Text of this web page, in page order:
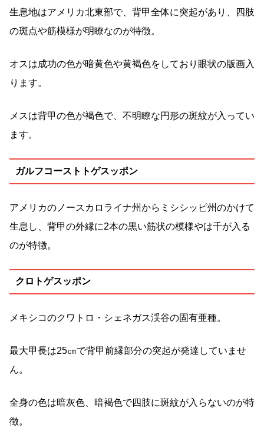
生息地はアメリカ北東部で、背甲全体に突起があり、四肢
の斑点や筋模様が明瞭なのが特徴。
オスは成功の色が暗黄色や黄褐色をしており眼状の版画入
ります。
メスは背甲の色が褐色で、不明瞭な円形の斑紋が入ってい
ます。
ガルフコーストトゲスッポン
アメリカのノースカロライナ州からミシシッピ州のかけて
生息し、背甲の外縁に2本の黒い筋状の模様やは千が入る
のが特徴。
クロトゲスッポン
メキシコのクワトロ・シェネガス渓谷の固有亜種。
最大甲長は25㎝で背甲前縁部分の突起が発達していませ
ん。
全身の色は暗灰色、暗褐色で四肢に斑紋が入らないのが特
徴。